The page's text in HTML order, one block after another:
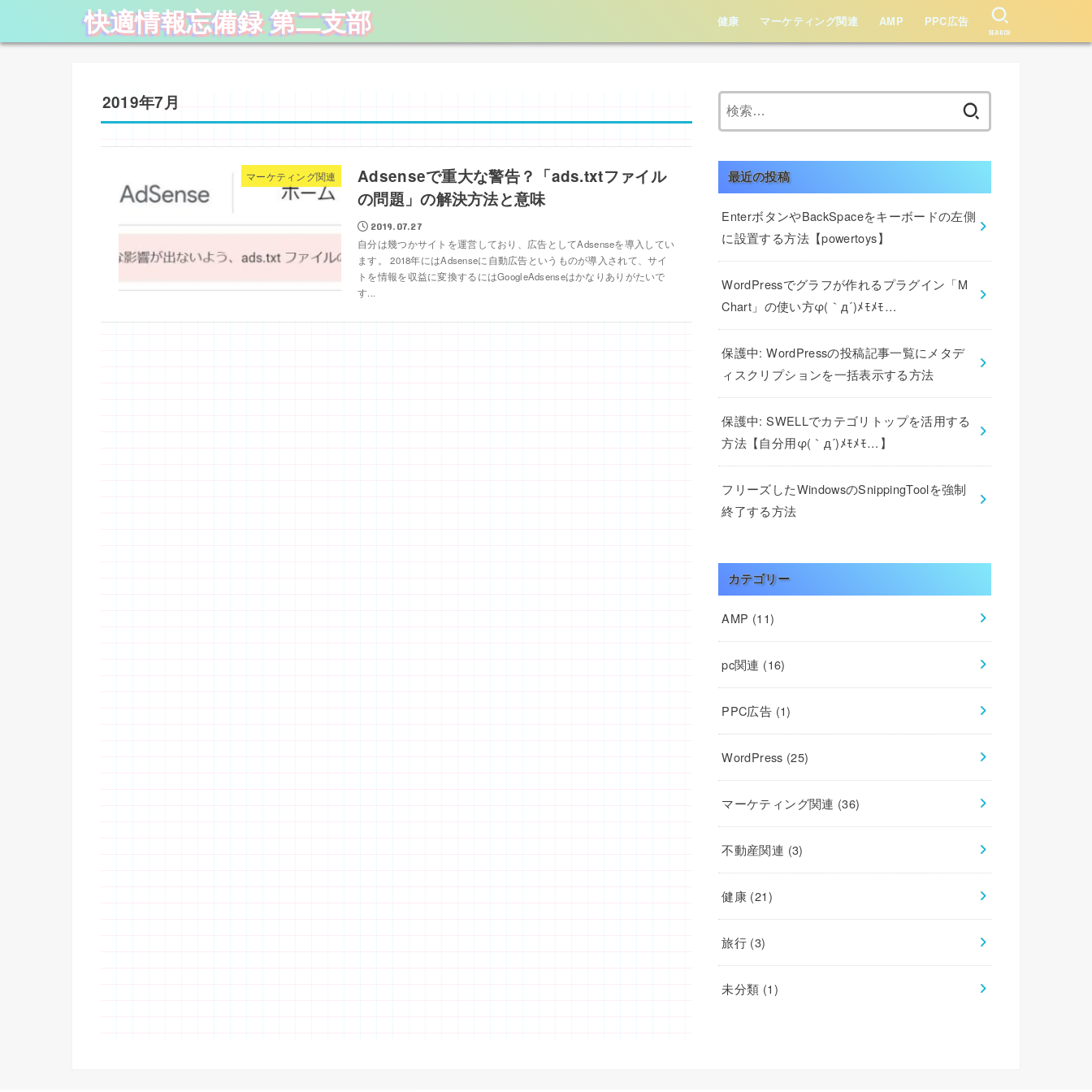
快適情報忘備録 第二支部 健康 マーケティング関連 AMP PPC広告
SEARCH
2019年7月
マーケティング関連
Adsenseで重大な警告？「ads.txtファイル
の問題」の解決方法と意味
2019.07.27
自分は幾つかサイトを運営しており、広告としてAdsenseを導入してい
ます。 2018年にはAdsenseに自動広告というものが導入されて、サイ
トを情報を収益に変換するにはGoogleAdsenseはかなりありがたいで
す...
最近の投稿
EnterボタンやBackSpaceをキーボードの左側
に設置する方法【powertoys】
WordPressでグラフが作れるプラグイン「M
Chart」の使い方φ(｀д´)ﾒﾓﾒﾓ…
保護中: WordPressの投稿記事一覧にメタデ
ィスクリプションを一括表示する方法
保護中: SWELLでカテゴリトップを活用する
方法【自分用φ(｀д´)ﾒﾓﾒﾓ…】
フリーズしたWindowsのSnippingToolを強制
終了する方法
カテゴリー
AMP (11)
pc関連 (16)
PPC広告 (1)
WordPress (25)
マーケティング関連 (36)
不動産関連 (3)
健康 (21)
旅行 (3)
未分類 (1)